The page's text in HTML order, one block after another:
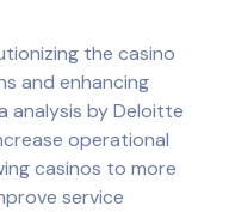
the casino
and enhancing
analysis by Deloitte
operational
casinos to more
service